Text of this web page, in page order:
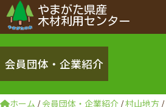
やまがた県産
木材利用センター
会員団体・企業紹介
ホーム /会員団体・企業紹介/村山地方/